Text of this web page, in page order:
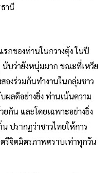
านี
กของท่านในกวางตุ้ง ในปี
นับว่ายังหนุ่มมาก ขณะที่เหวีย
องร่วมกันทำงานในกลุ่มชาว
ผลดีอย่างยิ่ง ท่านเน้นความ
กัน และโดยเฉพาะอย่างยิ่ง
ปรากฏว่าชาวไทยให้การ
รีจิตมิตรภาพตราบเท่าทุกวัน